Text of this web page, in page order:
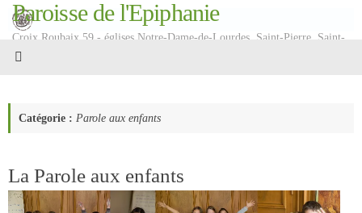
Passer
contenu
Paroisse de l'Epiphanie
Croix Roubaix 59 - églises Notre-Dame-de-Lourdes, Saint-Pierre, Saint-
Martin
Catégorie : Parole aux enfants
La Parole aux enfants